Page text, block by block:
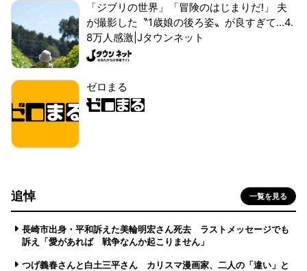
「ジブリの世界」「冒険のはじまりだ!」 夫
が撮影した〝1歳娘の後ろ姿〟が良すぎて...4.
8万人感激|Jタウンネット
ゼロまる
追悼 一覧を見る
長崎市出身・平和訴えた美輪明宏さん死去 ラストメッセージでも
訴え「愛があれば 戦争なんか起こりません」
つげ義春さんと白土三平さん カリスマ漫画家、二人の「違い」と